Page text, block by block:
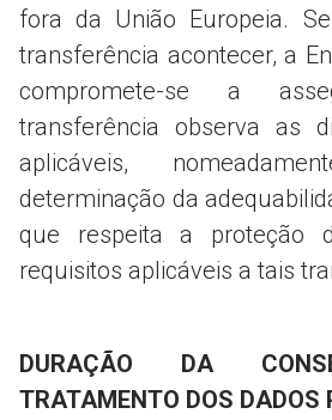
fora da União Europeia.
transferência acontecer, a
compromete-se a
transferência observa as
aplicáveis,
determinação da
que respeita a proteção
requisitos aplicáveis a tais
DURAÇÃO DA
TRATAMENTO DOS DADOS